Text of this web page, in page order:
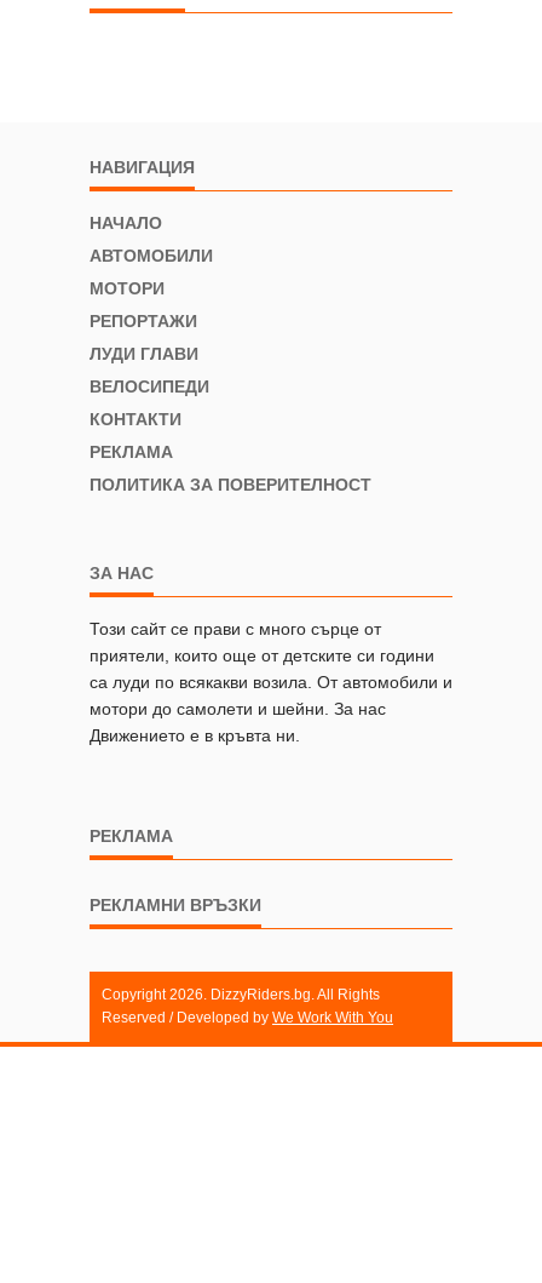
НАВИГАЦИЯ
НАЧАЛО
АВТОМОБИЛИ
МОТОРИ
РЕПОРТАЖИ
ЛУДИ ГЛАВИ
ВЕЛОСИПЕДИ
КОНТАКТИ
РЕКЛАМА
ПОЛИТИКА ЗА ПОВЕРИТЕЛНОСТ
ЗА НАС
Този сайт се прави с много сърце от
приятели, които още от детските си години
са луди по всякакви возила. От автомобили и
мотори до самолети и шейни. За нас
Движението е в кръвта ни.
РЕКЛАМА
РЕКЛАМНИ ВРЪЗКИ
Copyright 2026. DizzyRiders.bg. All Rights
Reserved / Developed by We Work With You